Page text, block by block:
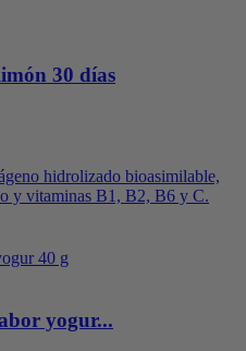
30 días
hidrolizado bioasimilable,
y vitaminas B1, B2, B6 y C.
yogur...